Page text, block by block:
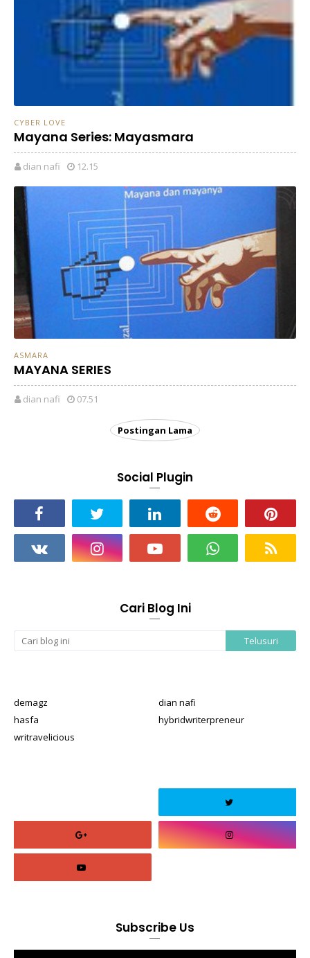
CYBER LOVE
Mayana Series: Mayasmara
dian nafi 12.15
ASMARA
MAYANA SERIES
dian nafi 07.51
Postingan Lama
Social Plugin
Cari Blog Ini
demagz
dian nafi
hasfa
hybridwriterpreneur
writravelicious
Subscribe Us